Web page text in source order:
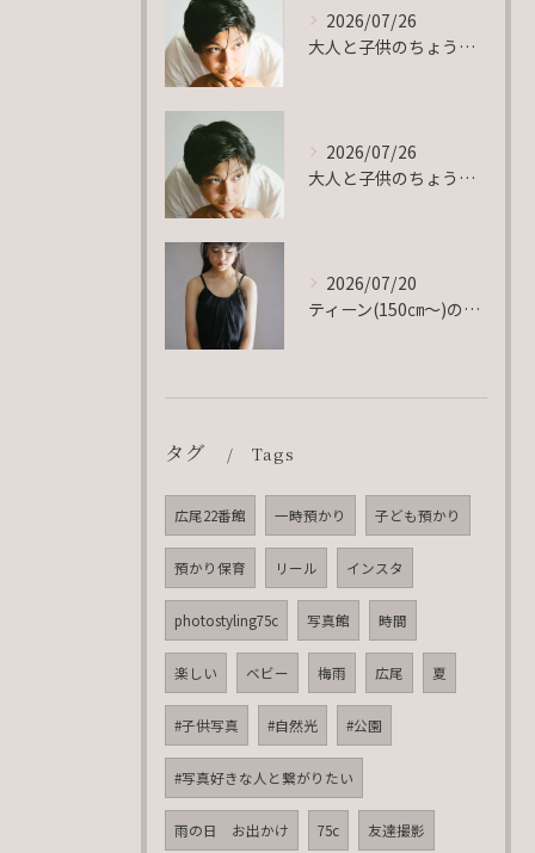
2026/07/26
大人と子供のちょうど真ん中。
2026/07/26
大人と子供のちょうど真ん中。
2026/07/20
ティーン(150㎝〜)の衣装、豊富にご用意ございます♡
タグ Tags
広尾22番館 一時預かり 子ども預かり
預かり保育 リール インスタ
photostyling75c 写真館 時間
楽しい ベビー 梅雨 広尾 夏
#子供写真 #自然光 #公園
#写真好きな人と繋がりたい
雨の日 お出かけ 75c 友達撮影